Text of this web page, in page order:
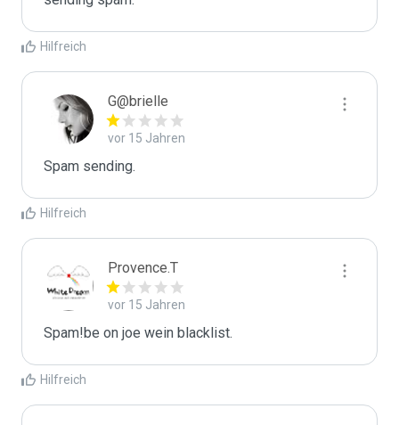
Hilfreich
G@brielle
vor 15 Jahren
Spam sending.
Hilfreich
Provence.T
vor 15 Jahren
Spam!be on joe wein blacklist.
Hilfreich